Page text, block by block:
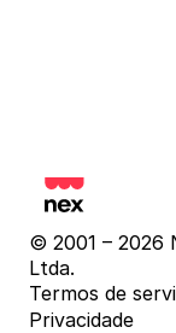
© 2001 – 2026
Ltda.
Termos de
Privacidade